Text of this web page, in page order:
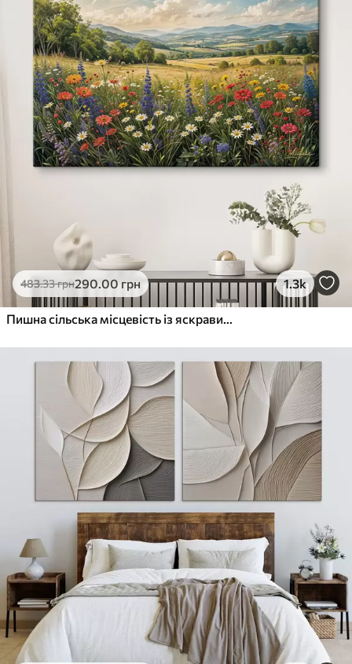
483.33грн290.00 грн 1.3k
Пишна сільська місцевість із яскравим лугом диких квітів, наповненим різнокольоровими квітами під хмарним небом